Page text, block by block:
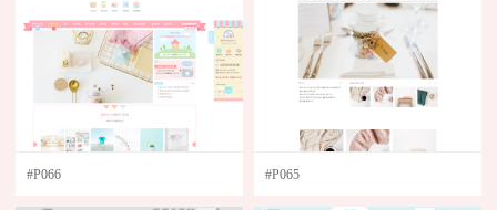
#P066 #P065